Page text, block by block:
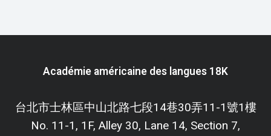
ADVANCED
READING
Académie américaine des langues 18K
台北市士林區中山北路七段14巷30弄11-1號1樓
No. 11-1, 1F, Alley 30, Lane 14, Section 7,